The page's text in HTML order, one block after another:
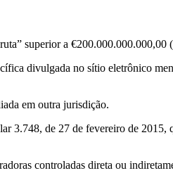
superior a €200.000.000.000,00
divulgada no sítio eletrônico
em outra jurisdição.
3.748, de 27 de fevereiro de 2015,
controladas direta ou